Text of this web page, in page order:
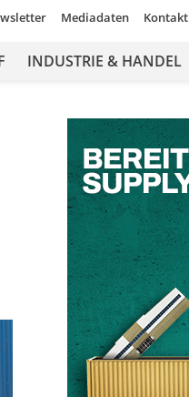
Mediadaten Kontakt
INDUSTRIE & HANDEL